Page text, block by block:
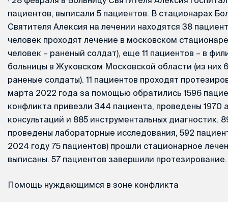
пациентов, выписали 5 пациентов. В стационарах
Святителя Алексия на лечении находятся 38
человек проходят лечение в московском
человек – раненый солдат), еще 11 пациентов – в
больницы в Жуковском Московской области (из них
раненые солдаты). 11 пациентов проходят
марта 2022 года за помощью обратились 1596
конфликта привезли 344 пациента, проведены 1970
консультаций и 885 инструментальных диагностик.
проведены лабораторные исследования, 592
2024 году 75 пациентов) прошли стационарное
выписаны. 57 пациентов завершили протезирование.
Помощь нуждающимся в зоне конфликта